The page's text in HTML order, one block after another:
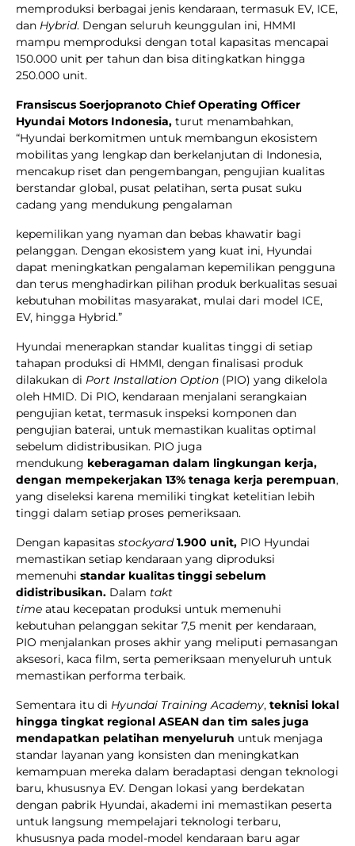
memproduksi berbagai jenis kendaraan, termasuk EV, ICE,
dan Hybrid. Dengan seluruh keunggulan ini, HMMI
mampu memproduksi dengan total kapasitas mencapai
150.000 unit per tahun dan bisa ditingkatkan hingga
250.000 unit.
Fransiscus Soerjopranoto Chief Operating Officer
Hyundai Motors Indonesia, turut menambahkan,
“Hyundai berkomitmen untuk membangun ekosistem
mobilitas yang lengkap dan berkelanjutan di Indonesia,
mencakup riset dan pengembangan, pengujian kualitas
berstandar global, pusat pelatihan, serta pusat suku
cadang yang mendukung pengalaman
kepemilikan yang nyaman dan bebas khawatir bagi
pelanggan. Dengan ekosistem yang kuat ini, Hyundai
dapat meningkatkan pengalaman kepemilikan pengguna
dan terus menghadirkan pilihan produk berkualitas sesuai
kebutuhan mobilitas masyarakat, mulai dari model ICE,
EV, hingga Hybrid.”
Hyundai menerapkan standar kualitas tinggi di setiap
tahapan produksi di HMMI, dengan finalisasi produk
dilakukan di Port Installation Option (PIO) yang dikelola
oleh HMID. Di PIO, kendaraan menjalani serangkaian
pengujian ketat, termasuk inspeksi komponen dan
pengujian baterai, untuk memastikan kualitas optimal
sebelum didistribusikan. PIO juga
mendukung keberagaman dalam lingkungan kerja,
dengan mempekerjakan 13% tenaga kerja perempuan,
yang diseleksi karena memiliki tingkat ketelitian lebih
tinggi dalam setiap proses pemeriksaan.
Dengan kapasitas stockyard1.900 unit, PIO Hyundai
memastikan setiap kendaraan yang diproduksi
memenuhi standar kualitas tinggi sebelum
didistribusikan. Dalam takt
time atau kecepatan produksi untuk memenuhi
kebutuhan pelanggan sekitar 7,5 menit per kendaraan,
PIO menjalankan proses akhir yang meliputi pemasangan
aksesori, kaca film, serta pemeriksaan menyeluruh untuk
memastikan performa terbaik.
Sementara itu di Hyundai Training Academy, teknisi lokal
hingga tingkat regional ASEAN dan tim sales juga
mendapatkan pelatihan menyeluruh untuk menjaga
standar layanan yang konsisten dan meningkatkan
kemampuan mereka dalam beradaptasi dengan teknologi
baru, khususnya EV. Dengan lokasi yang berdekatan
dengan pabrik Hyundai, akademi ini memastikan peserta
untuk langsung mempelajari teknologi terbaru,
khususnya pada model-model kendaraan baru agar